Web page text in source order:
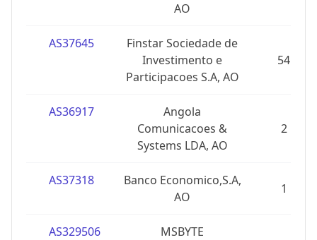
AO
AS37645
Finstar Sociedade de
Investimento e
Participacoes S.A, AO
54
AS36917
Angola
Comunicacoes &
Systems LDA, AO
2
AS37318
Banco Economico,S.A,
AO
1
AS329506
MSBYTE